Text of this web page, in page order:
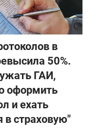
в
50%.
ГАИ,
оформить
и ехать
в страховую"